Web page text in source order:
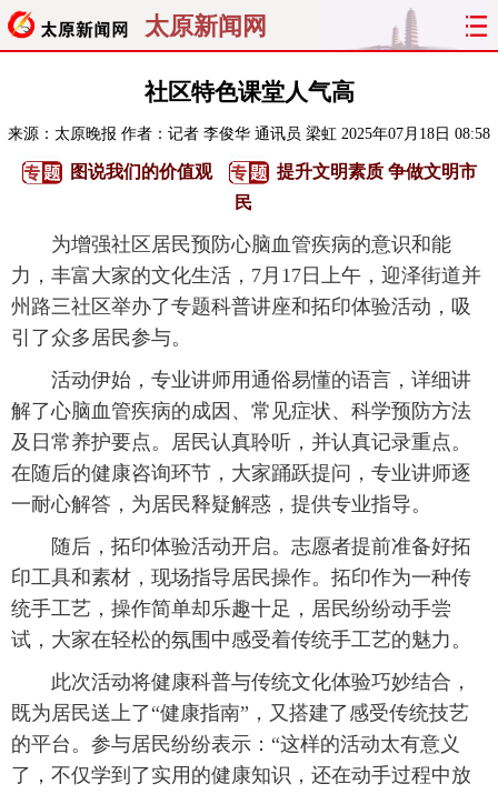
太原新闻网
聚焦 太原
经济 关注 文明 出行
旅游 理财 政务 教育
看天下 晋月读 最太原 网罗民生
社区特色课堂人气高
来源： 太原晚报 作者：记者 李俊华 通讯员 梁虹 2025年07月18日 08:58
图说我们的价值观
提升文明素质 争做文明市
民
为增强社区居民预防心脑血管疾病的意识和能
力，丰富大家的文化生活，7月17日上午，迎泽街道并
州路三社区举办了专题科普讲座和拓印体验活动，吸
引了众多居民参与。
活动伊始，专业讲师用通俗易懂的语言，详细讲
解了心脑血管疾病的成因、常见症状、科学预防方法
及日常养护要点。居民认真聆听，并认真记录重点。
在随后的健康咨询环节，大家踊跃提问，专业讲师逐
一耐心解答，为居民释疑解惑，提供专业指导。
随后，拓印体验活动开启。志愿者提前准备好拓
印工具和素材，现场指导居民操作。拓印作为一种传
统手工艺，操作简单却乐趣十足，居民纷纷动手尝
试，大家在轻松的氛围中感受着传统手工艺的魅力。
此次活动将健康科普与传统文化体验巧妙结合，
既为居民送上了“健康指南”，又搭建了感受传统技艺
的平台。参与居民纷纷表示：“这样的活动太有意义
了，不仅学到了实用的健康知识，还在动手过程中放